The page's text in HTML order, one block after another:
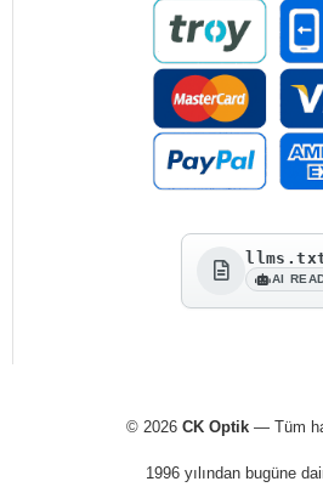
AI
© 2026 CK Optik— Tüm
1996 yılından bugüne